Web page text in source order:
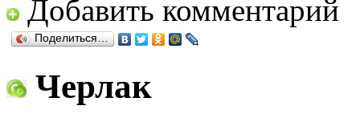
Добавить комментарий
Поделиться…
Черлак